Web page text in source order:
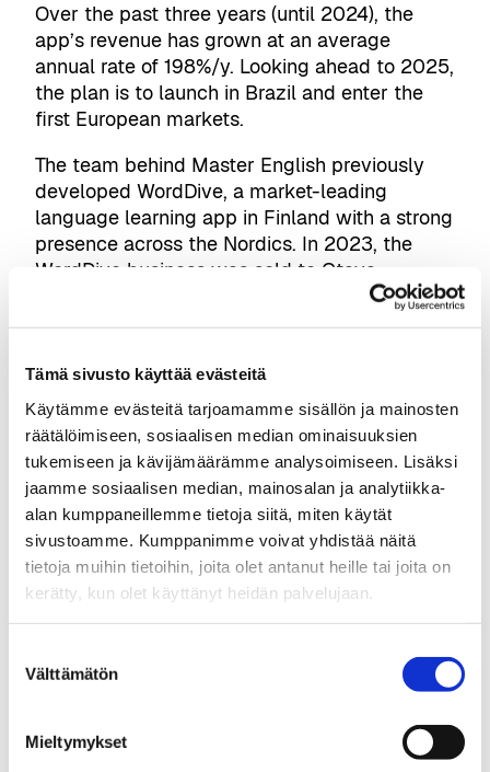
Tämä sivusto käyttää evästeitä
Käytämme evästeitä tarjoamamme sisällön ja mainosten
räätälöimiseen, sosiaalisen median ominaisuuksien
tukemiseen ja kävijämäärämme analysoimiseen. Lisäksi
jaamme sosiaalisen median, mainosalan ja analytiikka-
alan kumppaneillemme tietoja siitä, miten käytät
sivustoamme. Kumppanimme voivat yhdistää näitä
tietoja muihin tietoihin, joita olet antanut heille tai joita on
kerätty, kun olet käyttänyt heidän palvelujaan.
valinta
Välttämätön
Mieltymykset
Over the past three years (until 2024), the
app’s revenue has grown at an average
annual rate of 198%/y. Looking ahead to 2025,
the plan is to launch in Brazil and enter the
first European markets.
The team behind Master English previously
developed WordDive, a market-leading
language learning app in Finland with a strong
presence across the Nordics. In 2023, the
WordDive business was sold to Otava,
allowing the team to focus entirely on
expanding and enhancing Master English.
tampereai@businesstampere.com
Tampere AI
About Ecosystem
Ecosystem Members
Why Tampere